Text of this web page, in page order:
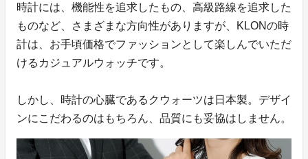
時計には、機能性を追求したもの、高級路線を追求した
ものなど、さまざまな方向性がありますが、KLONの時
計は、お手頃価格でファッションとして楽しんでいただ
けるカジュアルウォッチです。
しかし、時計の心臓であるクウォーツは日本製。デザイ
ンにこだわるのはもちろん、品質にも妥協はしません。